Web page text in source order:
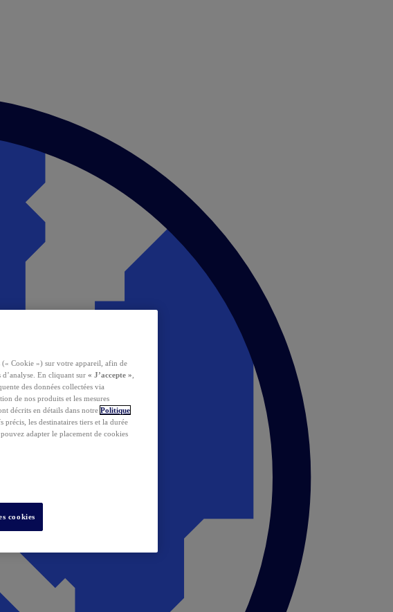
(« Cookie ») sur votre appareil, afin de
En cliquant sur « J’accepte »
des données collectées via
de nos produits et les mesures
décrits en détails dans notre Politique
précis, les destinataires tiers et la durée
adapter le placement de cookies
cookies